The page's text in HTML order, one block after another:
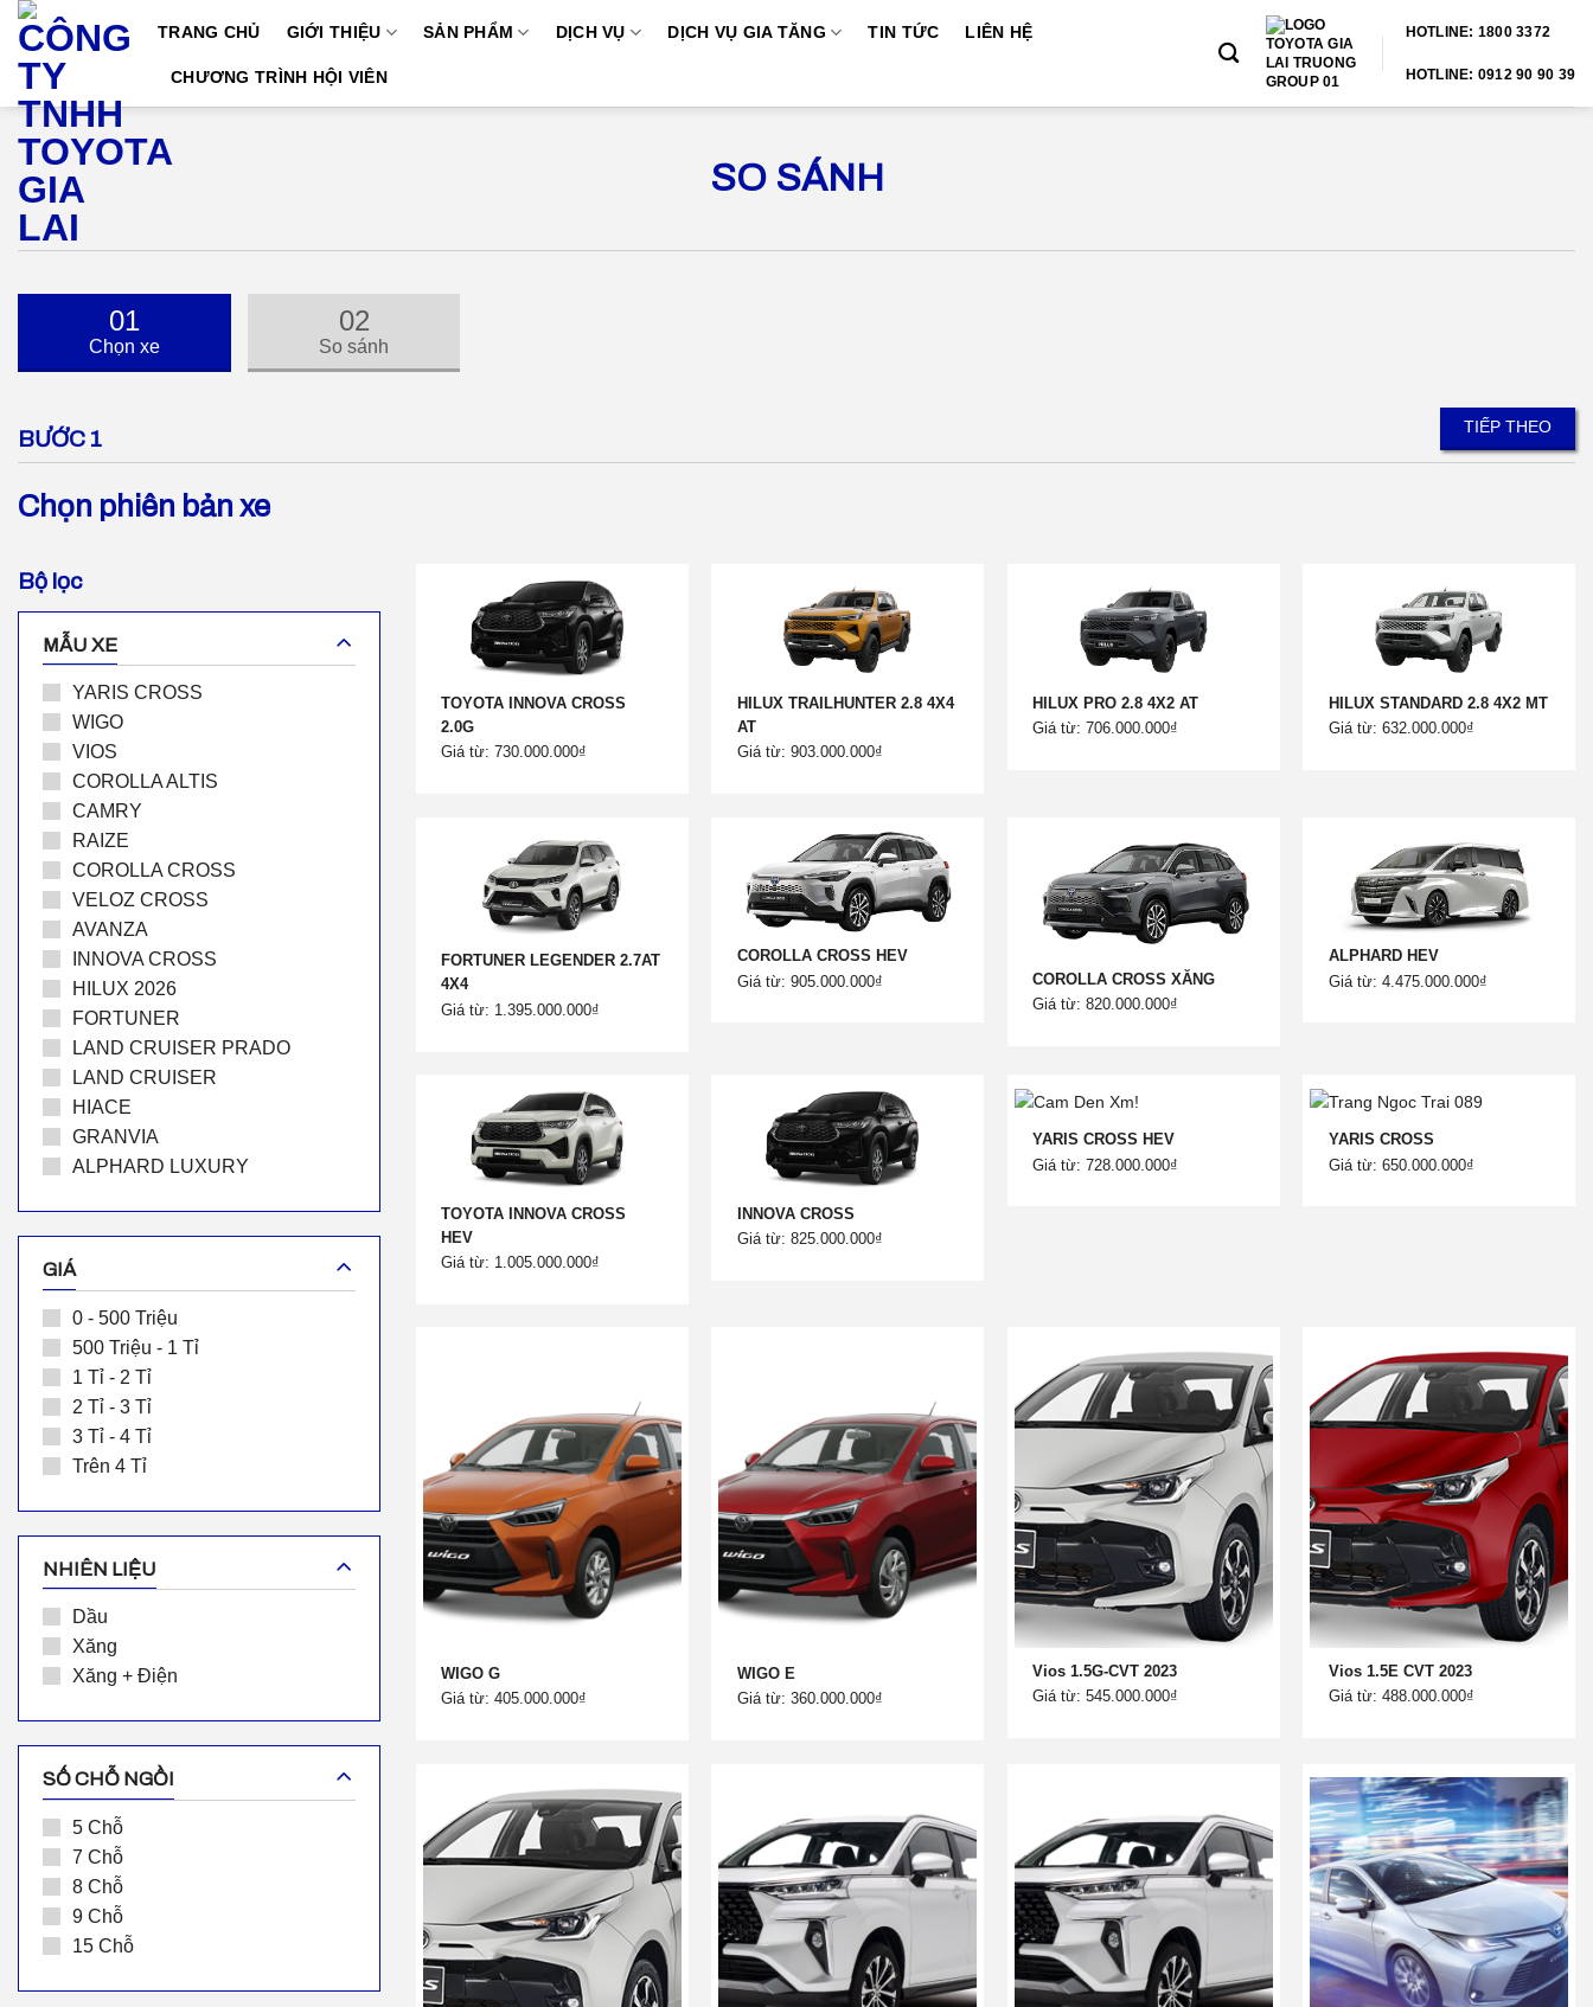
Skip
content
TRANG CHỦ GIỚI THIỆU SẢN PHẨM DỊCH VỤ DỊCH VỤ GIA TĂNG TIN TỨC LIÊN HỆ
CHƯƠNG TRÌNH HỘI VIÊN
HOTLINE: 1800 3372
HOTLINE: 0912 90 90 39
SO SÁNH
01
Chọn xe
02
So sánh
BƯỚC 1 TIẾP THEO
Chọn phiên bản xe
Bộ lọc
MẪU XE
YARIS CROSS
WIGO
VIOS
COROLLA ALTIS
CAMRY
RAIZE
COROLLA CROSS
VELOZ CROSS
AVANZA
INNOVA CROSS
HILUX 2026
FORTUNER
LAND CRUISER PRADO
LAND CRUISER
HIACE
GRANVIA
ALPHARD LUXURY
GIÁ
0 - 500 Triệu
500 Triệu - 1 Tỉ
1 Tỉ - 2 Tỉ
2 Tỉ - 3 Tỉ
3 Tỉ - 4 Tỉ
Trên 4 Tỉ
NHIÊN LIỆU
Dầu
Xăng
Xăng + Điện
SỐ CHỖ NGỒI
5 Chỗ
7 Chỗ
8 Chỗ
9 Chỗ
15 Chỗ
TOYOTA INNOVA CROSS
2.0G
Giá từ: 730.000.000₫
HILUX TRAILHUNTER 2.8 4X4
AT
Giá từ: 903.000.000₫
HILUX PRO 2.8 4X2 AT
Giá từ: 706.000.000₫
HILUX STANDARD 2.8 4X2 MT
Giá từ: 632.000.000₫
FORTUNER LEGENDER 2.7AT
4X4
Giá từ: 1.395.000.000₫
COROLLA CROSS HEV
Giá từ: 905.000.000₫
COROLLA CROSS XĂNG
Giá từ: 820.000.000₫
ALPHARD HEV
Giá từ: 4.475.000.000₫
TOYOTA INNOVA CROSS
HEV
Giá từ: 1.005.000.000₫
INNOVA CROSS
Giá từ: 825.000.000₫
YARIS CROSS HEV
Giá từ: 728.000.000₫
YARIS CROSS
Giá từ: 650.000.000₫
WIGO G
Giá từ: 405.000.000₫
WIGO E
Giá từ: 360.000.000₫
Vios 1.5G-CVT 2023
Giá từ: 545.000.000₫
Vios 1.5E CVT 2023
Giá từ: 488.000.000₫